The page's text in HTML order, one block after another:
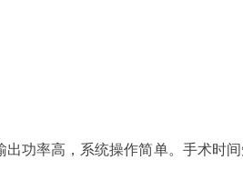
功率高，系统操作简单。手术时